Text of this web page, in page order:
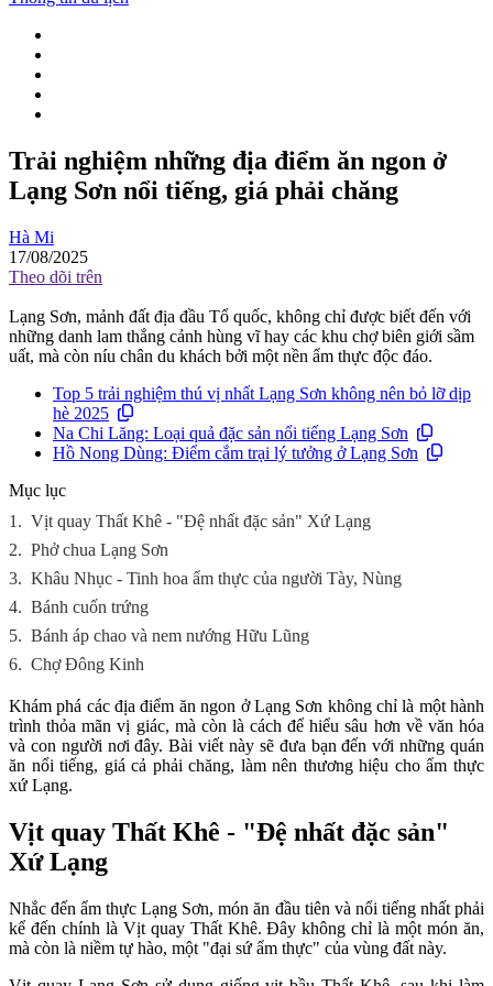
Trải nghiệm những địa điểm ăn ngon ở
Lạng Sơn nổi tiếng, giá phải chăng
Hà Mi
17/08/2025
Theo dõi trên
Lạng Sơn, mảnh đất địa đầu Tổ quốc, không chỉ được biết đến với
những danh lam thắng cảnh hùng vĩ hay các khu chợ biên giới sầm
uất, mà còn níu chân du khách bởi một nền ẩm thực độc đáo.
Top 5 trải nghiệm thú vị nhất Lạng Sơn không nên bỏ lỡ dịp
hè 2025
Na Chi Lăng: Loại quả đặc sản nổi tiếng Lạng Sơn
Hồ Nong Dùng: Điểm cắm trại lý tưởng ở Lạng Sơn
Mục lục
1. Vịt quay Thất Khê - "Đệ nhất đặc sản" Xứ Lạng
2. Phở chua Lạng Sơn
3. Khâu Nhục - Tinh hoa ẩm thực của người Tày, Nùng
4. Bánh cuốn trứng
5. Bánh áp chao và nem nướng Hữu Lũng
6. Chợ Đông Kinh
Khám phá các địa điểm ăn ngon ở Lạng Sơn không chỉ là một hành
trình thỏa mãn vị giác, mà còn là cách để hiểu sâu hơn về văn hóa
và con người nơi đây. Bài viết này sẽ đưa bạn đến với những quán
ăn nổi tiếng, giá cả phải chăng, làm nên thương hiệu cho ẩm thực
xứ Lạng.
Vịt quay Thất Khê - "Đệ nhất đặc sản"
Xứ Lạng
Nhắc đến ẩm thực Lạng Sơn, món ăn đầu tiên và nổi tiếng nhất phải
kể đến chính là Vịt quay Thất Khê. Đây không chỉ là một món ăn,
mà còn là niềm tự hào, một "đại sứ ẩm thực" của vùng đất này.